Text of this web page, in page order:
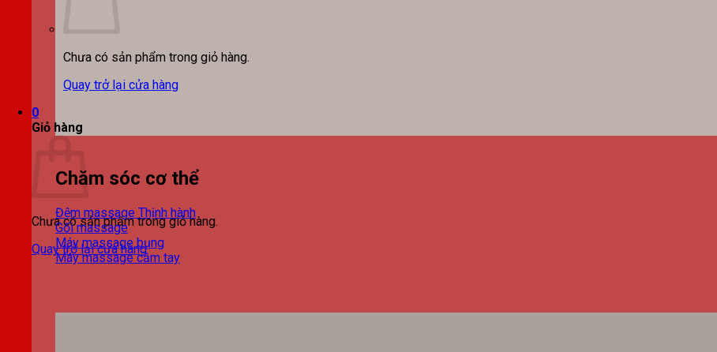
Chưa có sản phẩm trong giỏ hàng.
Quay trở lại cửa hàng
0
Giỏ hàng
Chưa có sản phẩm trong giỏ hàng.
Quay trở lại cửa hàng
Chăm sóc cơ thể
Đệm massage
Gối massage
Máy massage bụng
Máy massage cầm tay